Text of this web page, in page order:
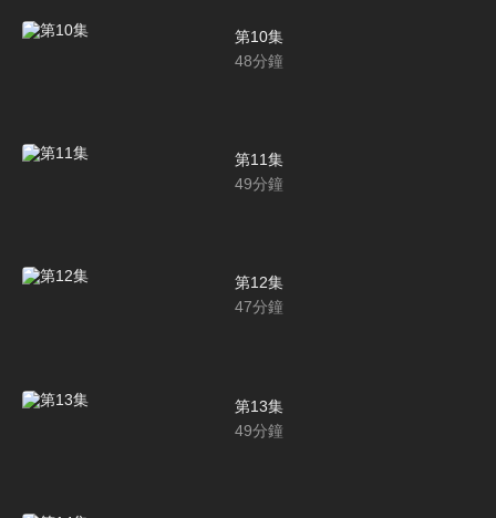
第10集
48分鐘
第11集
49分鐘
第12集
47分鐘
第13集
49分鐘